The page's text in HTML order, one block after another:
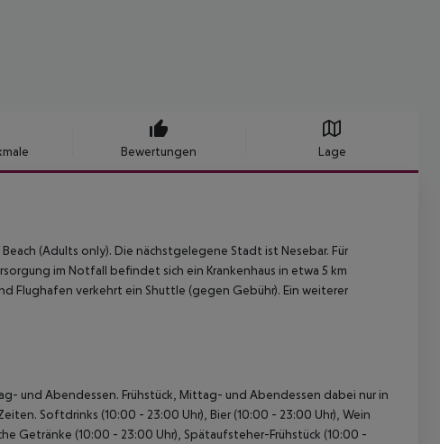
Bewertungen Lage
(Adults only). Die nächstgelegene Stadt ist Nesebar. Für
im Notfall befindet sich ein Krankenhaus in etwa 5 km
Flughafen verkehrt ein Shuttle (gegen Gebühr). Ein weiterer
und Abendessen. Frühstück, Mittag- und Abendessen dabei nur in
Softdrinks (10:00 - 23:00 Uhr), Bier (10:00 - 23:00 Uhr), Wein
Getränke (10:00 - 23:00 Uhr), Spätaufsteher-Frühstück (10:00 -